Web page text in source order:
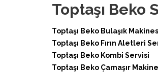
Toptaşı Beko
Toptaşı Beko Bulaşık
Toptaşı Beko Fırın Aletleri
Toptaşı Beko Kombi Servisi
Toptaşı Beko Çamaşır